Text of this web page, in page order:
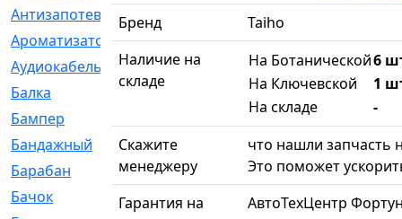
Антизапотеватель
Ароматизатор
[35]
Аудиокабель
[2]
Балка
[58]
Бампер
Бандажный
[6]
Барабан
[5]
Бачок
[40]
Бренд
Taiho
Наличие на
складе
На Ботанической6
На Ключевской
1
На складе
-
Скажите
менеджеру
что нашли запчасть
Это поможет
Гарантия на
АвтоТехЦентр